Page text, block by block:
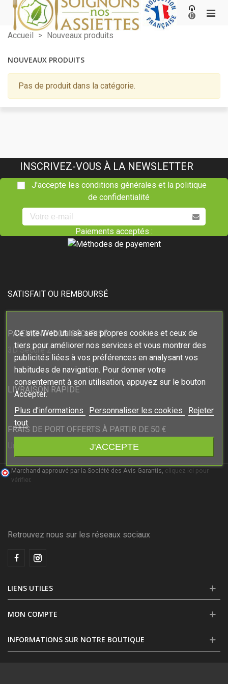
0
Accueil > Nouveaux produits
NOUVEAUX PRODUITS
Pas de produit dans la catégorie.
INSCRIVEZ-VOUS À LA NEWSLETTER
J'accepte les conditions générales et la politique
de confidentialité
Paiements acceptés :
SATISFAIT OU REMBOURSÉ
PAIEMENT 100% SÉCURISÉ
3D Secure 2
LIVRAISON RAPIDE
FRAIS DE PORT OFFERTS À PARTIR DE 50 €
Marchand approuvé par la Société des Avis Garantis, cliquez ici pour
vérifier.
Ce site Web utilise ses propres cookies et ceux de
tiers pour améliorer nos services et vous montrer des
publicités liées à vos préférences en analysant vos
habitudes de navigation. Pour donner votre
consentement à son utilisation, appuyez sur le bouton
Accepter.
Plus d'informations
Personnaliser les cookies
Rejeter
tout
J'ACCEPTE
Retrouvez nous sur les réseaux sociaux
INFORMATIONS SUR NOTRE BOUTIQUE
LIENS UTILES
MON COMPTE